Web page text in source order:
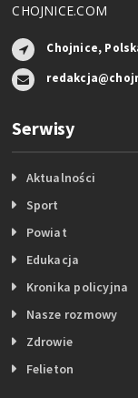
CHOJNICE.COM
Chojnice,
Serwisy
Aktualności
Sport
Powiat
Edukacja
Kronika policyjna
Nasze rozmowy
Zdrowie
Felieton